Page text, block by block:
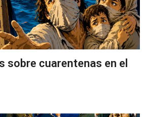
sobre cuarentenas en el